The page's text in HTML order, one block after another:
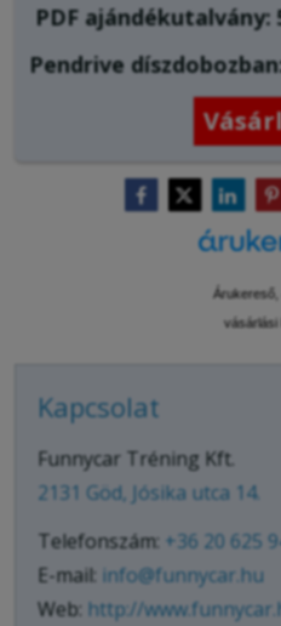
PDF ajándékutalvány:
Pendrive
Árukereső,
vásárlási
Kapcsolat
Funnycar Tréning Kft.
2131 Göd, Jósika utca 14.
Telefonszám: +36 20 625
E-mail: info@funnycar.hu
Web: http://